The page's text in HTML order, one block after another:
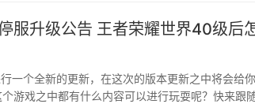
服升级公告 王者荣耀世界40级后
一个全新的更新，在这次的版本更新之中将会给
游戏之中都有什么内容可以进行玩耍呢？快来跟